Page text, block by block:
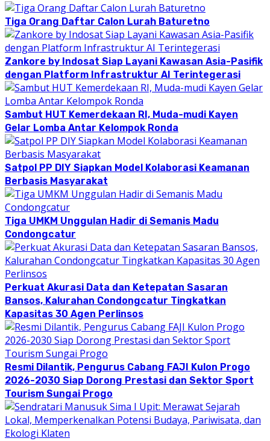
Tiga Orang Daftar Calon Lurah Baturetno
Zankore by Indosat Siap Layani Kawasan Asia-Pasifik
dengan Platform Infrastruktur AI Terintegerasi
Sambut HUT Kemerdekaan RI, Muda-mudi Kayen
Gelar Lomba Antar Kelompok Ronda
Satpol PP DIY Siapkan Model Kolaborasi Keamanan
Berbasis Masyarakat
Tiga UMKM Unggulan Hadir di Semanis Madu
Condongcatur
Perkuat Akurasi Data dan Ketepatan Sasaran
Bansos, Kalurahan Condongcatur Tingkatkan
Kapasitas 30 Agen Perlinsos
Resmi Dilantik, Pengurus Cabang FAJI Kulon Progo
2026-2030 Siap Dorong Prestasi dan Sektor Sport
Tourism Sungai Progo